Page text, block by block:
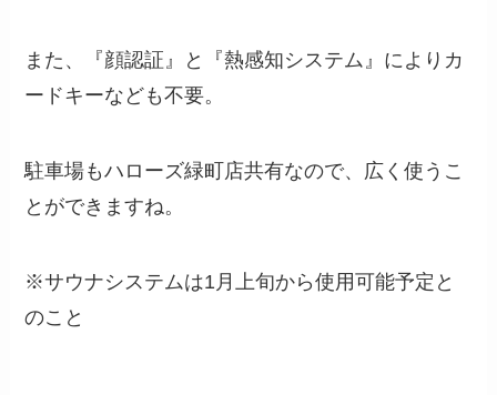
また、『顔認証』と『熱感知システム』によりカ
ードキーなども不要。
駐車場もハローズ緑町店共有なので、広く使うこ
とができますね。
※サウナシステムは1月上旬から使用可能予定と
のこと